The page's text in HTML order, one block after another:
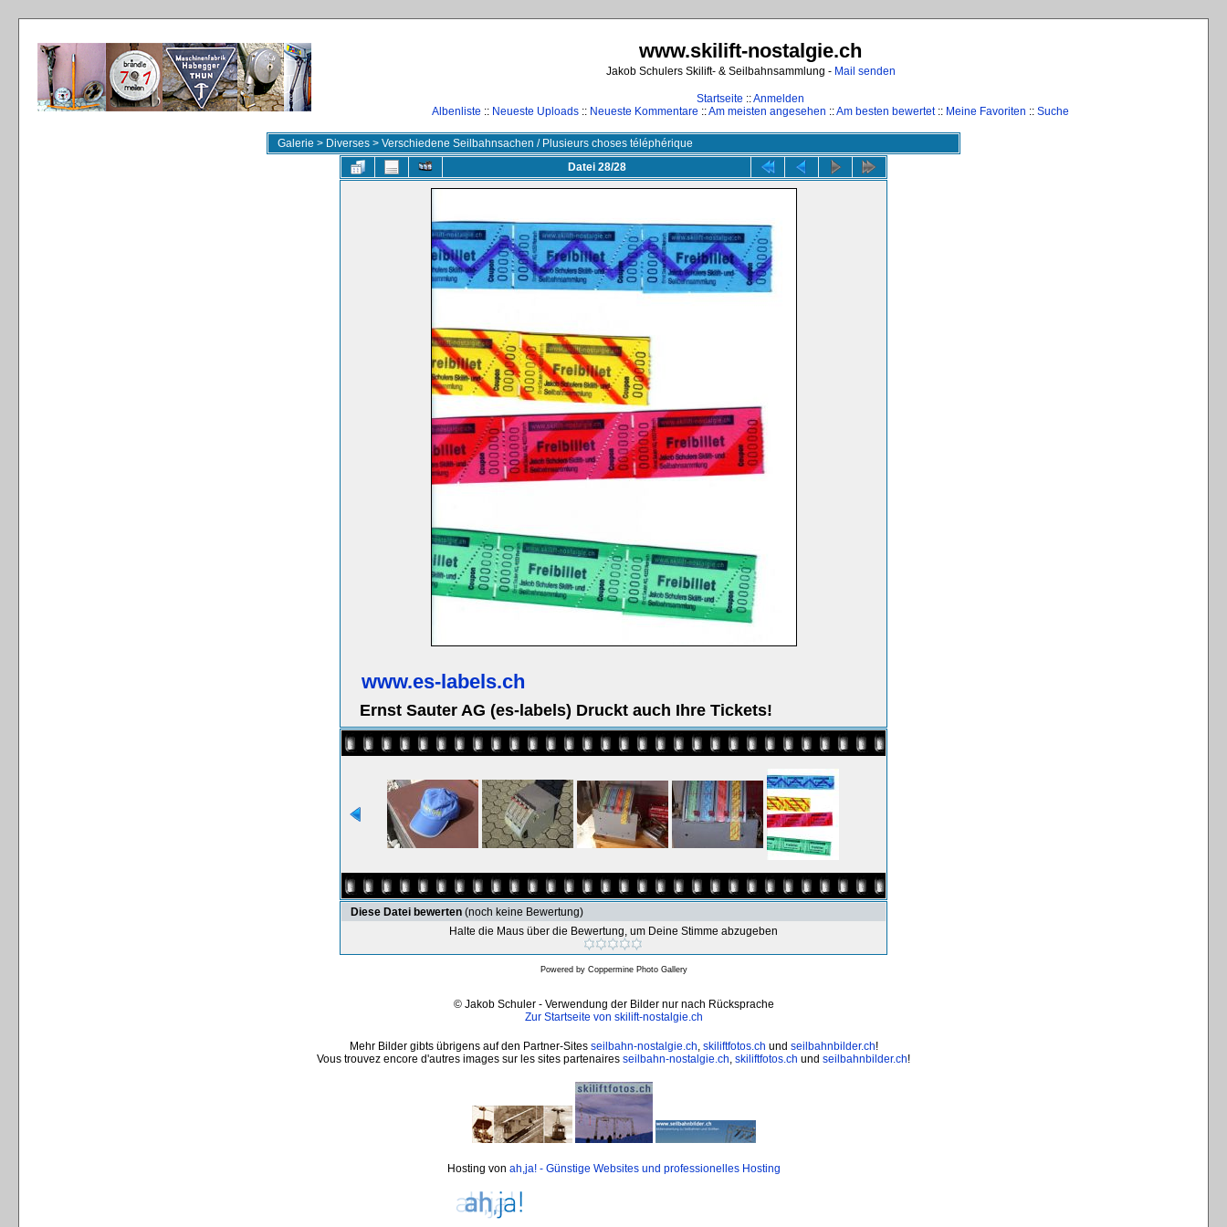
www.skilift-nostalgie.ch
Jakob Schulers Skilift- & Seilbahnsammlung - Mail senden
Startseite ::Anmelden
Albenliste :: Neueste Uploads :: Neueste Kommentare ::Am meisten angesehen ::Am besten bewertet:: Meine Favoriten :: Suche
Galerie > Diverses > Verschiedene Seilbahnsachen / Plusieurs choses téléphérique
Datei 28/28
www.es-labels.ch
Ernst Sauter AG (es-labels) Druckt auch Ihre Tickets!
Diese Datei bewerten (noch keine Bewertung)
Halte die Maus über die Bewertung, um Deine Stimme abzugeben
Powered by Coppermine Photo Gallery
© Jakob Schuler - Verwendung der Bilder nur nach Rücksprache
Zur Startseite von skilift-nostalgie.ch
Mehr Bilder gibts übrigens auf den Partner-Sites seilbahn-nostalgie.ch, skiliftfotos.ch und seilbahnbilder.ch!
Vous trouvez encore d'autres images sur les sites partenaires seilbahn-nostalgie.ch, skiliftfotos.ch und seilbahnbilder.ch!
Hosting von ah,ja! - Günstige Websites und professionelles Hosting